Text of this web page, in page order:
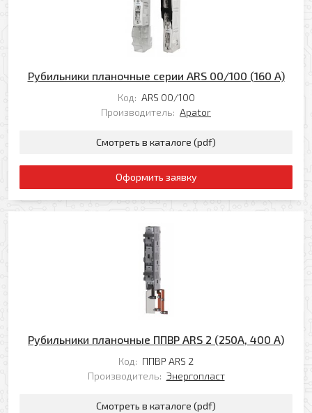
Рубильники планочные серии ARS 00/100 (160 A)
Код: ARS 00/100
Производитель: Apator
Смотреть в каталоге (pdf)
Оформить заявку
Рубильники планочные ППВР ARS 2 (250А, 400 A)
Код: ППВР ARS 2
Производитель: Энергопласт
Смотреть в каталоге (pdf)